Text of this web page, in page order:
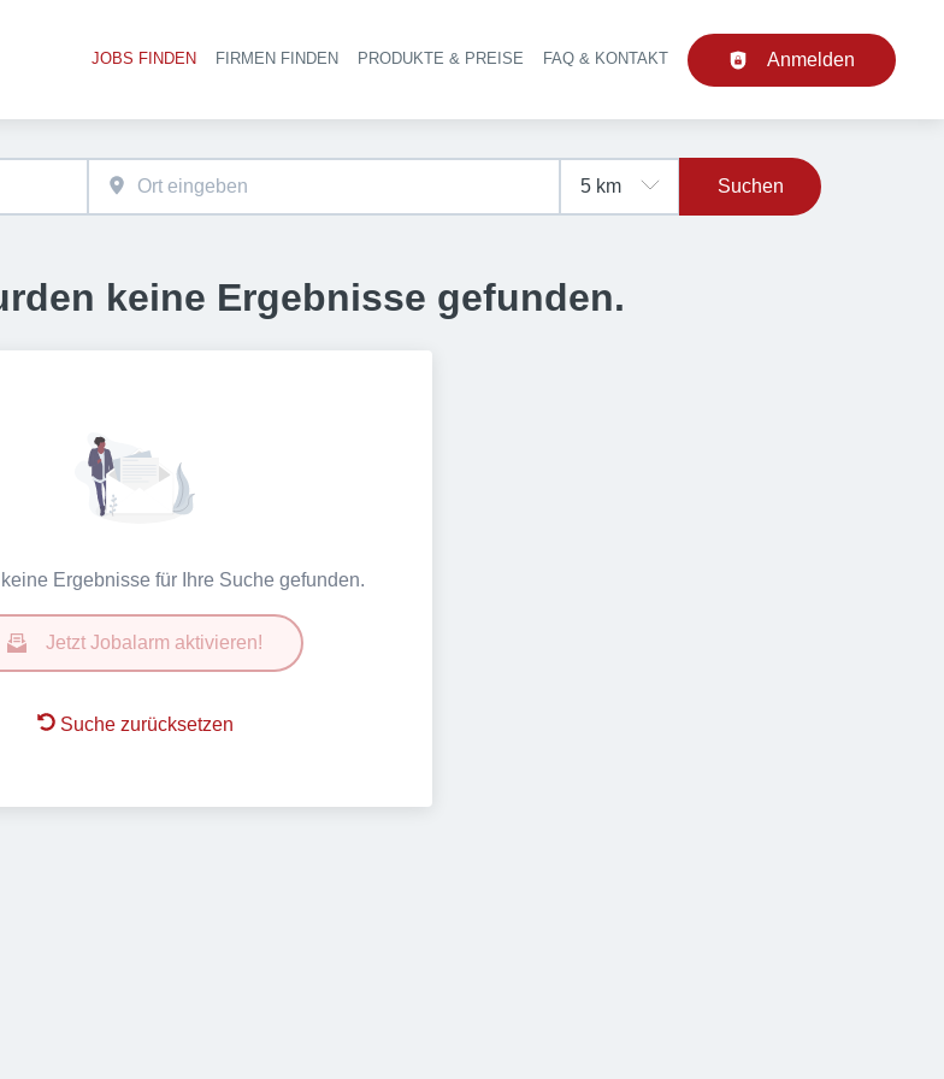
Haupt-Navigation
JOBS FINDEN FIRMEN FINDEN PRODUKTE & PREISE FAQ & KONTAKT Anmelden
Suchen
keine Ergebnisse gefunden.
Ergebnisse für Ihre Suche gefunden.
Jetzt Jobalarm aktivieren!
Suche zurücksetzen